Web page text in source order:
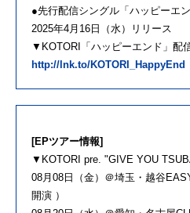
●先行配信シングル「ハッピーエン
2025年4月16日（水）リリース
▼KOTORI「ハッピーエンド」配
http://lnk.to/KOTORI_HappyEnd
[EPツアー情報]
▼KOTORI pre. "GIVE YOU
08月08日（金）＠埼玉・越谷
開演 ）